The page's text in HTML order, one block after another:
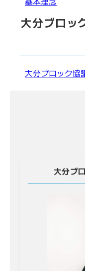
大分ブロッ
大分ブロック協
大分ブ